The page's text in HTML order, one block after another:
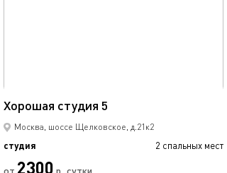
Хорошая студия 5
Москва, шоссе Щелковское, д.21к2
студия 2 спальных мест
от 2300 р. сутки